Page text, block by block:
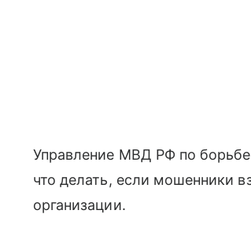
Управление МВД РФ по
что делать, если мошенники
организации.